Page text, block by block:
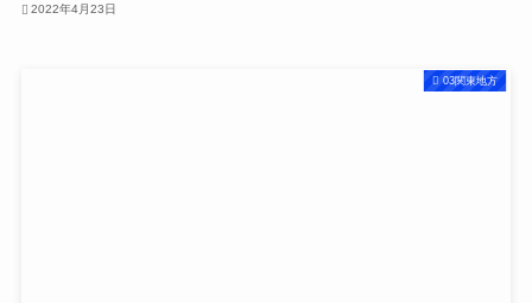
2022年4月23日
03関東地方